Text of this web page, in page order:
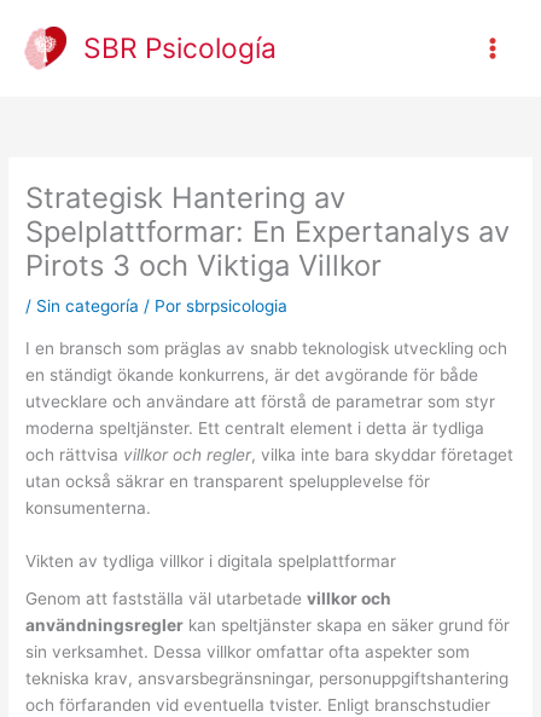
contenido
SBR Psicología
Strategisk Hantering av
Spelplattformar: En Expertanalys av
Pirots 3 och Viktiga Villkor
/ Sin categoría / Porsbrpsicologia
I en bransch som präglas av snabb teknologisk utveckling och
en ständigt ökande konkurrens, är det avgörande för både
utvecklare och användare att förstå de parametrar som styr
moderna speltjänster. Ett centralt element i detta är tydliga
och rättvisa villkor och regler, vilka inte bara skyddar företaget
utan också säkrar en transparent spelupplevelse för
konsumenterna.
Vikten av tydliga villkor i digitala spelplattformar
Genom att fastställa väl utarbetadevillkor och
användningsregler kan speltjänster skapa en säker grund för
sin verksamhet. Dessa villkor omfattar ofta aspekter som
tekniska krav, ansvarsbegränsningar, personuppgiftshantering
och förfaranden vid eventuella tvister. Enligt branschstudier